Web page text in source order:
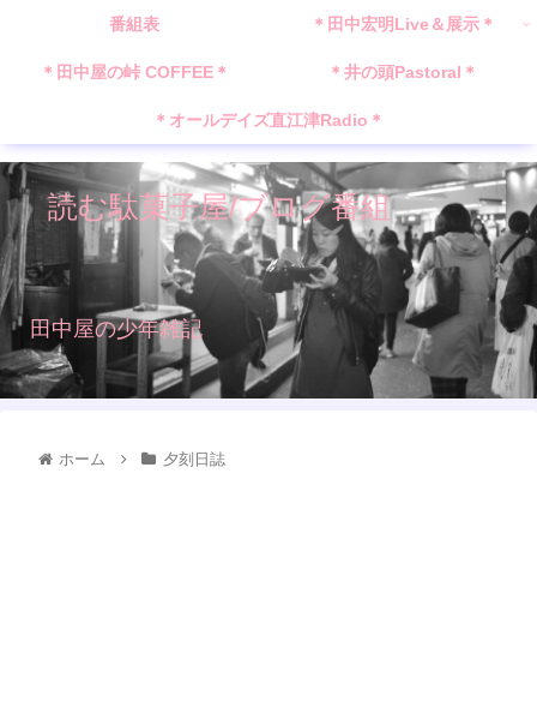
読む駄菓子屋/ブログ番組
田中屋の少年雑記
番組表 ＊田中宏明Live＆展示＊
＊田中屋の峠 COFFEE＊ ＊井の頭Pastoral＊
＊オールデイズ直江津Radio＊
ホーム 夕刻日誌